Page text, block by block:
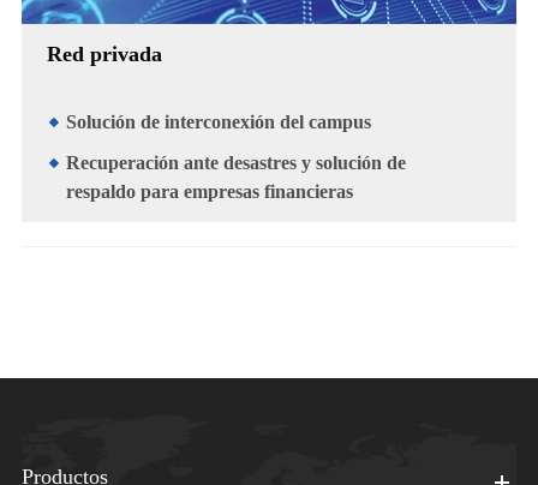
Red privada
Solución de interconexión del campus
Recuperación ante desastres y solución de
respaldo para empresas financieras
Productos